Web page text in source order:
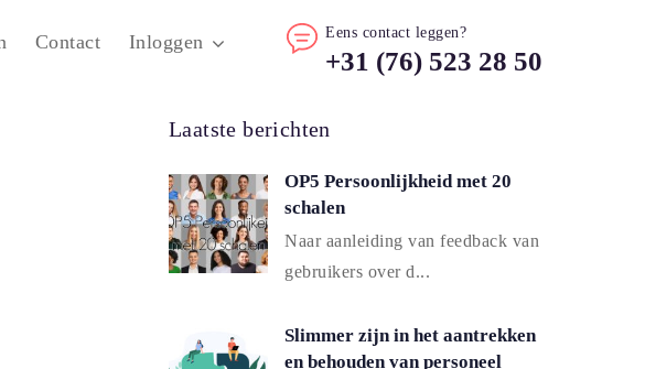
Eens contact leggen?
+31 (76) 523 28 50
Contact Inloggen
Laatste berichten
OP5 Persoonlijkheid met 20
schalen
Naar aanleiding van feedback van
gebruikers over d...
Slimmer zijn in het aantrekken
en behouden van personeel